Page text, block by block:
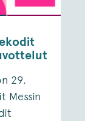
29.
Messin